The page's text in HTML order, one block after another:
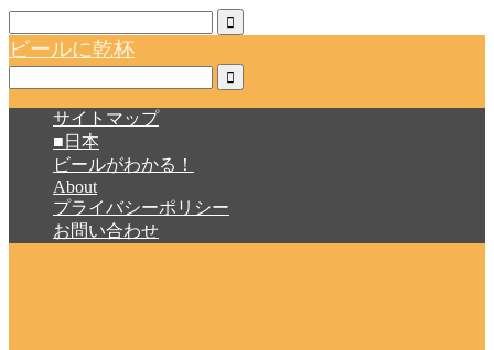
ビールに乾杯
サイトマップ
■日本
ビールがわかる！
About
プライバシーポリシー
お問い合わせ